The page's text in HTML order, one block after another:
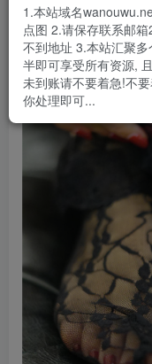
1.本站域名
点图 2.请保存联系邮
不到地址 3.本站汇聚
半即可享受所有资源,
未到账请不要着急!不
你处理即可...